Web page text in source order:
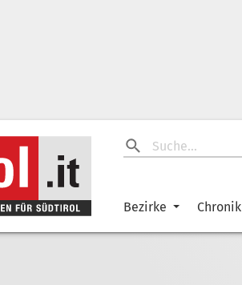
Bezirke Chronik